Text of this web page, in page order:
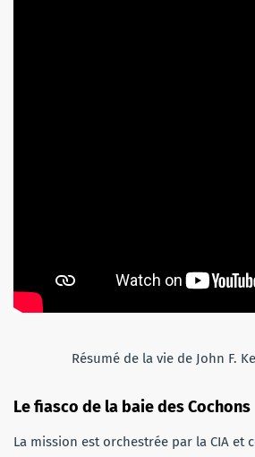
Résumé de la vie de John F.
Le fiasco de la baie des Cochons
La mission est orchestrée par la CIA et